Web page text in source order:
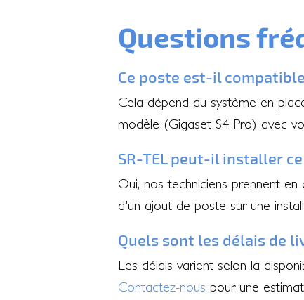
Questions
Ce poste est-il
Cela dépend du système en
modèle (Gigaset S4 Pro) avec
SR-TEL peut-il installer
Oui, nos techniciens prennent
d'un ajout de poste sur une
Quels sont les délais de
Les délais varient selon la
Contactez-nous pour une